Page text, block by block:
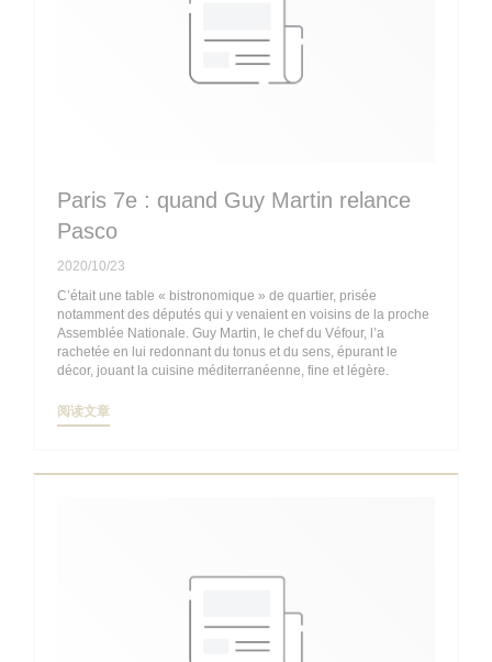
Paris 7e : quand Guy Martin relance
Pasco
2020/10/23
C’était une table « bistronomique » de quartier, prisée
notamment des députés qui y venaient en voisins de la proche
Assemblée Nationale. Guy Martin, le chef du Véfour, l’a
rachetée en lui redonnant du tonus et du sens, épurant le
décor, jouant la cuisine méditerranéenne, fine et légère.
阅读文章((在新窗口中打开))